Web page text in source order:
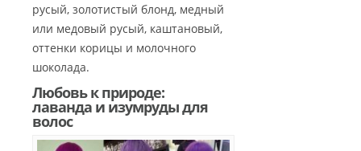
русый, золотистый блонд, медный
или медовый русый, каштановый,
оттенки корицы и молочного
шоколада.
Любовь к природе:
лаванда и изумруды для
волос